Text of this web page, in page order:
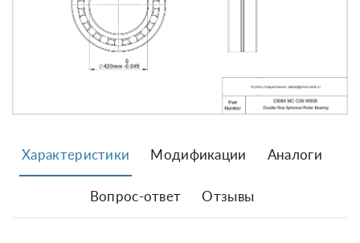
Характеристики Модификации Аналоги
Вопрос-ответ Отзывы